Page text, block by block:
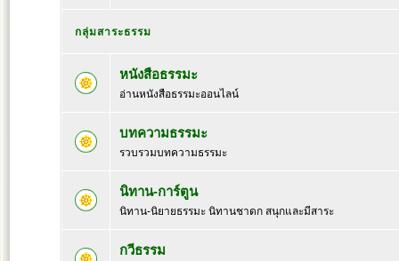
กลุ่มสาระธรรม
หนังสือธรรมะ
อ่านหนังสือธรรมะออนไลน์
บทความธรรมะ
รวบรวมบทความธรรมะ
นิทาน-การ์ตูน
นิทาน-นิยายธรรมะ นิทานชาดก สนุกและมีสาระ
กวีธรรม